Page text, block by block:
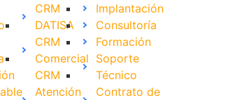
CRM
DATISA
CRM
Comercial
CRM
Atención
Implantación
Consultoría
Formación
Soporte
Técnico
Contrato de